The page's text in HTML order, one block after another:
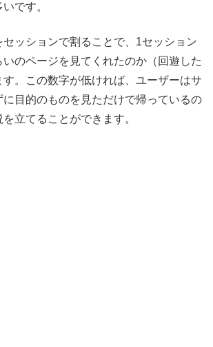
です。
ッションで割ることで、1セッション
のページを見てくれたのか（回遊した
。この数字が低ければ、ユーザーはサ
に目的のものを見ただけで帰っているの
立てることができます。